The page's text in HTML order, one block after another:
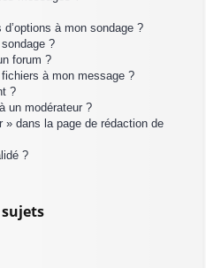
à mon sondage ?
?
forum ?
à mon message ?
?
un modérateur ?
» dans la page de rédaction de
?